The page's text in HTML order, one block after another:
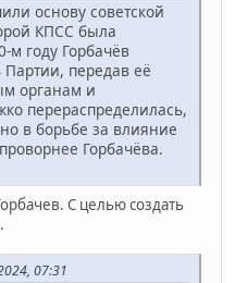
основу советской
КПСС была
м году Горбачёв
Партии, передав её
органам и
перераспределилась,
в борьбе за влияние
Горбачёва.
С целью создать
07:31